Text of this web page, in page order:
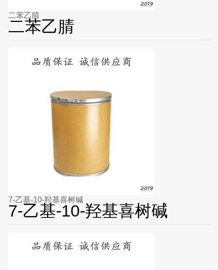
二苯乙腈
二苯乙腈
7-乙基-10-羟基喜树碱
7-乙基-10-羟基喜树碱